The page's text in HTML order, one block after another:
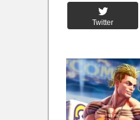
Twitter